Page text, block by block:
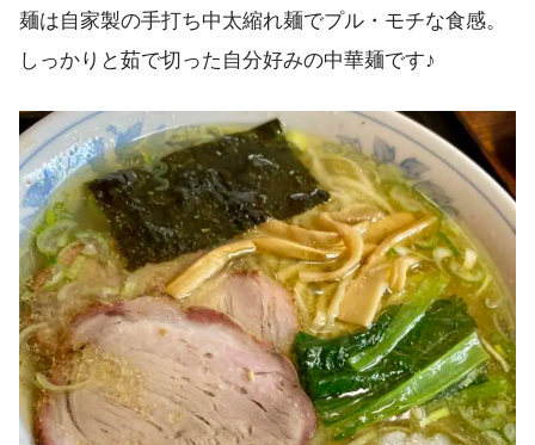
麺は自家製の手打ち中太縮れ麺でプル・モチな食感。
しっかりと茹で切った自分好みの中華麺です♪